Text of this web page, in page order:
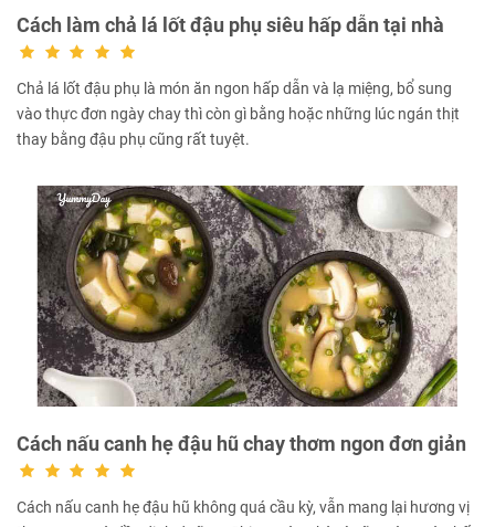
Cách làm chả lá lốt đậu phụ siêu hấp dẫn tại nhà
Chả lá lốt đậu phụ là món ăn ngon hấp dẫn và lạ miệng, bổ sung
vào thực đơn ngày chay thì còn gì bằng hoặc những lúc ngán thịt
thay bằng đậu phụ cũng rất tuyệt.
Cách nấu canh hẹ đậu hũ chay thơm ngon đơn giản
Cách nấu canh hẹ đậu hũ không quá cầu kỳ, vẫn mang lại hương vị